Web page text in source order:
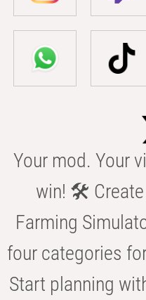
Your mod. Your
win! 🛠️
Farming
four categories
Start planning